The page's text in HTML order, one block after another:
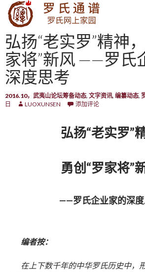
SKIP TO CONTENT
弘扬“老实罗”精神
家将”新风 ——罗氏
深度思考
2016.10，武夷山论坛筹备动态, 文字资讯, 编纂动态,
日
LUOXUNSEN 添加评论
弘扬“老实罗”
勇创“罗家将”
——罗氏企业家的深
编者按：
在上下数千年的中华罗氏历史中，